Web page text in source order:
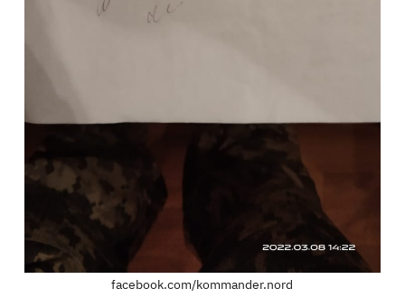
facebook.com/kommander.nord